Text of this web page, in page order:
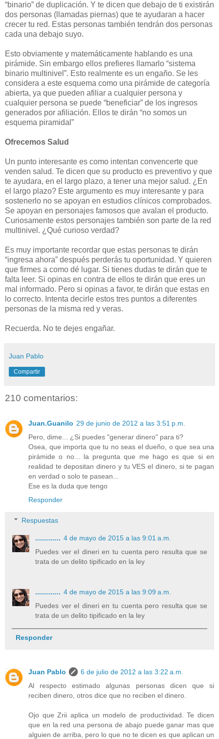
“binario” de duplicación. Y te dicen que debajo de ti existirán
dos personas (llamadas piernas) que te ayudaran a hacer
crecer tu red. Estas personas también tendrán dos personas
cada una debajo suyo.
Esto obviamente y matemáticamente hablando es una
pirámide. Sin embargo ellos prefieres llamarlo “sistema
binario multinivel”. Esto realmente es un engaño. Se les
considera a este esquema como una pirámide de categoría
abierta, ya que pueden afiliar a cualquier persona y
cualquier persona se puede “beneficiar” de los ingresos
generados por afiliación. Ellos te dirán “no somos un
esquema piramidal”
Ofrecemos Salud
Un punto interesante es como intentan convencerte que
venden salud. Te dicen que su producto es preventivo y que
te ayudara, en el largo plazo, a tener una mejor salud. ¿En
el largo plazo? Este argumento es muy interesante y para
sostenerlo no se apoyan en estudios clínicos comprobados.
Se apoyan en personajes famosos que avalan el producto.
Curiosamente estos personajes también son parte de la red
multinivel. ¿Qué curioso verdad?
Es muy importante recordar que estas personas te dirán
“ingresa ahora” después perderás tu oportunidad. Y quieren
que firmes a como dé lugar. Si tienes dudas te dirán que te
falta leer. Si opinas en contra de ellos te dirán que eres un
mal informado. Pero si opinas a favor, te dirán que estas en
lo correcto. Intenta decirle estos tres puntos a diferentes
personas de la misma red y veras.
Recuerda. No te dejes engañar.
Juan Pablo
Compartir
210 comentarios:
Juan.Guanilo 29 de junio de 2012 a las 3:51 p.m.
Pero, dime... ¿Si puedes "generar dinero" para ti?
Osea, que importa que tu no seas el dueño, o que sea una
pirámide o no... la pregunta que me hago es que si en
realidad te depositan dinero y tu VES el dinero, si te pagan
en verdad o solo te pasean...
Ese es la duda que tengo
Responder
Respuestas
............. 4 de mayo de 2015 a las 9:01 a.m.
Puedes ver el dineri en tu cuenta pero resulta que se
trata de un delito tipificado en la ley
............. 4 de mayo de 2015 a las 9:09 a.m.
Puedes ver el dineri en tu cuenta pero resulta que se
trata de un delito tipificado en la ley
Responder
Juan Pablo
6 de julio de 2012 a las 3:22 a.m.
Al respecto estimado algunas personas dicen que si
reciben dinero, otros dice que no reciben el dinero.
Ojo que Zrii aplica un modelo de productividad. Te dicen
que en la red una persona de abajo puede ganar mas que
alguien de arriba, pero lo que no te dicen es que aplican un